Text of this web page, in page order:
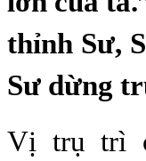
thỉnh Sư,
Sư dừng
Vị trụ trì